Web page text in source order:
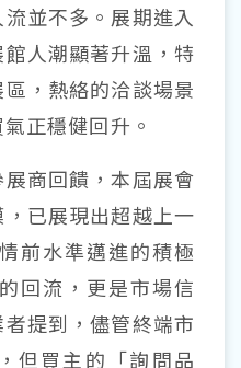
並不多。展期進入
人潮顯著升溫，特
，熱絡的洽談場景
正穩健回升。
商回饋，本屆展會
已展現出超越上一
前水準邁進的積極
回流，更是市場信
提到，儘管終端市
但買主的「詢問品